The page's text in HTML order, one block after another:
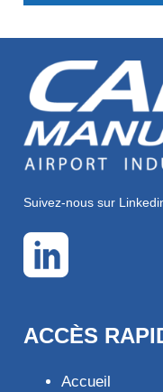
Suivez-nous sur
ACCÈS
Accueil